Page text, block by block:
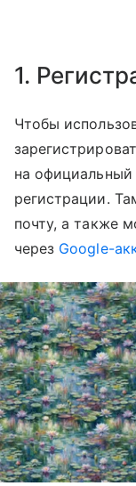
1.
Чтобы
на официальный
регистрации.
почту, а также
через Google-